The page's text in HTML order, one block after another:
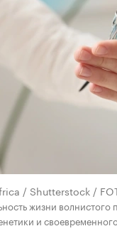
/ Shutterstock /
жизни волнистого
и